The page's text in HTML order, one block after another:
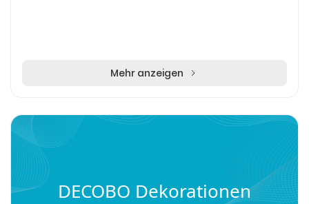
Mehr anzeigen
DECOBO Dekorationen